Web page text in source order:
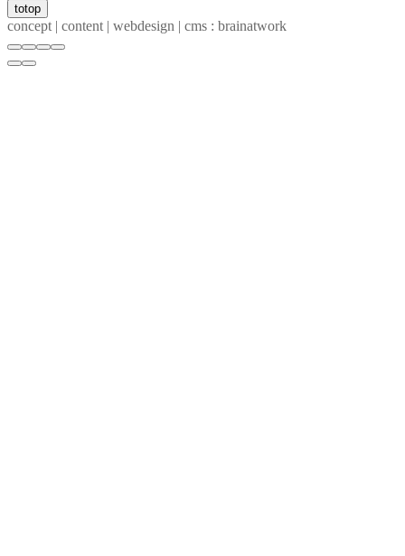
totop
concept | content | webdesign | cms : brainatwork